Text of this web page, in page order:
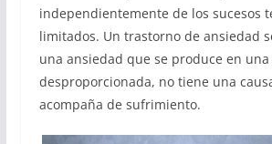
independientemente de los sucesos
limitados. Un trastorno de ansiedad
una ansiedad que se produce en
desproporcionada, no tiene una
acompaña de sufrimiento.